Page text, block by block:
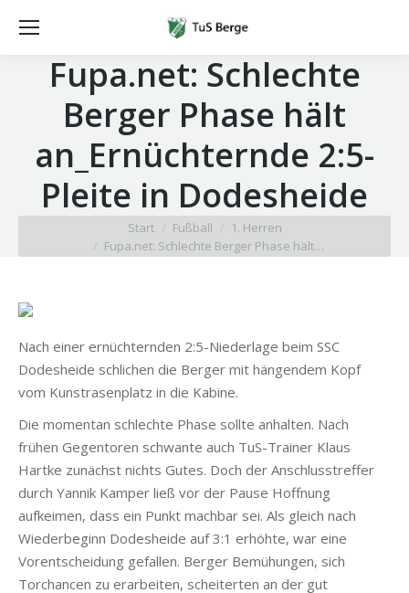
Fupa.net: Schlechte
Berger Phase hält
an_Ernüchternde 2:5-
Pleite in Dodesheide
Sie befinden sich hier:
Start Fußball
1. Herren
Fupa.net: Schlechte Berger Phase hält…
Nach einer ernüchternden 2:5-Niederlage beim SSC
Dodesheide schlichen die Berger mit hängendem Kopf
vom Kunstrasenplatz in die Kabine.
Die momentan schlechte Phase sollte anhalten. Nach
frühen Gegentoren schwante auch TuS-Trainer Klaus
Hartke zunächst nichts Gutes. Doch der Anschlusstreffer
durch Yannik Kamper ließ vor der Pause Hoffnung
aufkeimen, dass ein Punkt machbar sei. Als gleich nach
Wiederbeginn Dodesheide auf 3:1 erhöhte, war eine
Vorentscheidung gefallen. Berger Bemühungen, sich
Torchancen zu erarbeiten, scheiterten an der gut